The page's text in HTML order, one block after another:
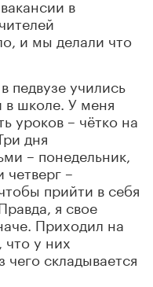
в
и мы делали что
педвузе учились
в школе. У меня
уроков – чётко на
дня
– понедельник,
четверг –
прийти в себя
я свое
Приходил на
что у них
складывается